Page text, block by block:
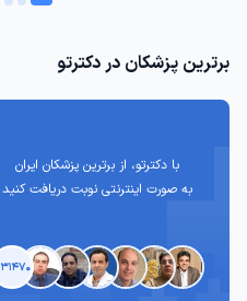
برترین پزشکان در دکترتو
با دکترتو، از برترین پزشکان ایران
به صورت اینترنتی نوبت دریافت کنید
۳۱۴۷۰+